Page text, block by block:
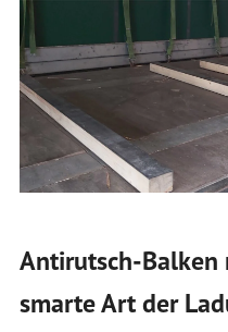
Antirutsch-
smarte Art der